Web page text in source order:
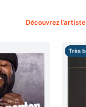
Découvrez l'artiste
Très